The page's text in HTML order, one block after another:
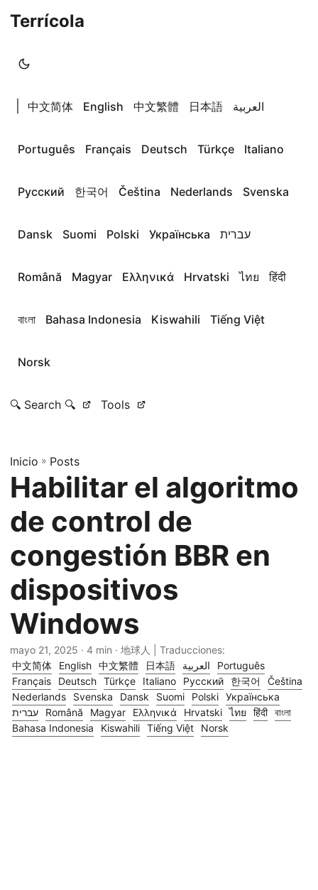
Terrícola
中文简体 English 中文繁體 日本語 العربية
Português Français Deutsch Türkçe Italiano
Русский 한국어 Čeština Nederlands Svenska
Dansk Suomi Polski Українська עברית
Română Magyar Ελληνικά Hrvatski ไทย हिंदी
বাংলা Bahasa Indonesia Kiswahili Tiếng Việt
Norsk
🔍 Search 🔍 Tools
Inicio » Posts
Habilitar el algoritmo
de control de
congestión BBR en
dispositivos
Windows
mayo 21, 2025 · 4 min · 地球人 | Traducciones:
中文简体
English 中文繁體 日本語 العربية
Português
Français
Deutsch Türkçe Italiano Русский 한국어
Čeština
Nederlands
Svenska Dansk Suomi Polski Українська
עברית
Română Magyar Ελληνικά Hrvatski ไทย हिंदी বাংলা
Bahasa Indonesia
Kiswahili Tiếng Việt Norsk